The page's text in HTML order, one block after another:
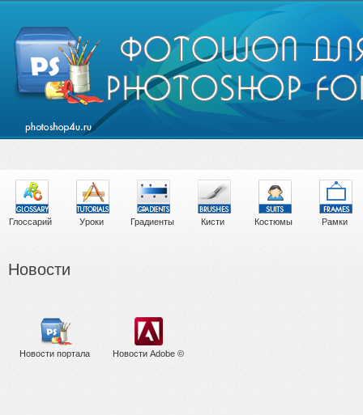
Глоссарий Уроки Градиенты Кисти Костюмы Рамки
Новоcти
Новости портала Новости Adobe ©